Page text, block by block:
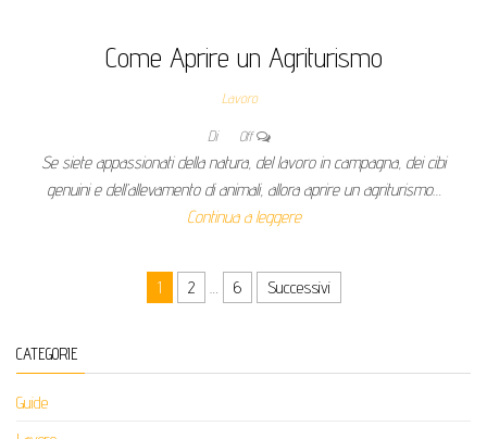
Come Aprire un Agriturismo
Lavoro
Di Off
Se siete appassionati della natura, del lavoro in campagna, dei cibi
genuini e dell’allevamento di animali, allora aprire un agriturismo…
Continua a leggere
Paginazione degli articoli
1 2 … 6 Successivi
CATEGORIE
Guide